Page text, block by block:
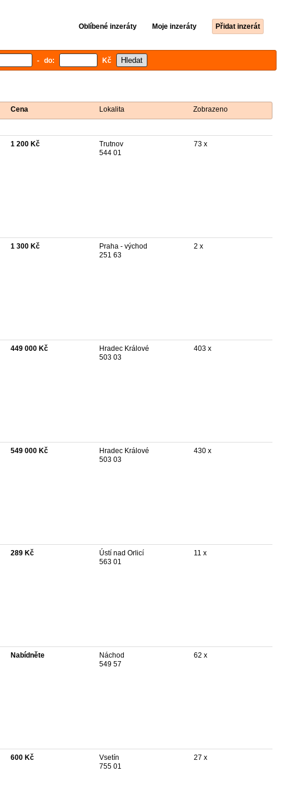
Oblíbené inzeráty Moje inzeráty Přidat inzerát
- do: Kč
Cena Lokalita Zobrazeno
1 200 Kč
Trutnov
544 01
73 x
1 300 Kč
Praha - východ
251 63
2 x
449 000 Kč
Hradec Králové
503 03
403 x
549 000 Kč
Hradec Králové
503 03
430 x
289 Kč
Ústí nad Orlicí
563 01
11 x
Nabídněte
Náchod
549 57
62 x
600 Kč
Vsetín
755 01
27 x